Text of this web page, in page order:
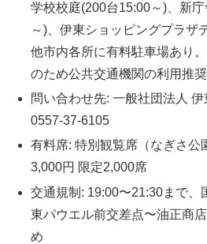
学校校庭(200台15:00～)、新
～)、伊東ショッピングプラザ
他市内各所に有料駐車場あり
のため公共交通機関の利用推奨
問い合わせ先: 一般社団法人
0557-37-6105
有料席: 特別観覧席（なぎさ公
3,000円 限定2,000席
交通規制: 19:00〜21:30まで、
東パウエル前交差点〜油正商
め